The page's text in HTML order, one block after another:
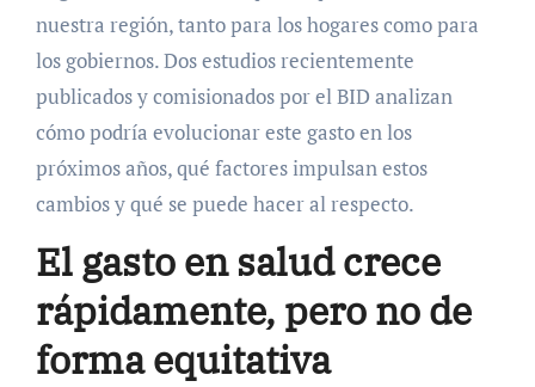
nuestra región, tanto para los hogares como para
los gobiernos. Dos estudios recientemente
publicados y comisionados por el BID analizan
cómo podría evolucionar este gasto en los
próximos años, qué factores impulsan estos
cambios y qué se puede hacer al respecto.
El gasto en salud crece
rápidamente, pero no de
forma equitativa